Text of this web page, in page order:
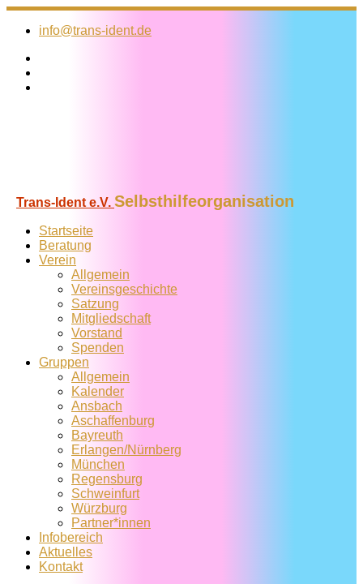
Zum
Inhalt
info@trans-ident.de
Trans-Ident e.V. Selbsthilfeorganisation
Startseite
Beratung
Verein
Allgemein
Vereins­geschichte
Satzung
Mitglied­schaft
Vorstand
Spenden
Gruppen
Allgemein
Kalender
Ansbach
Aschaffenburg
Bayreuth
Erlangen/Nürnberg
München
Regensburg
Schweinfurt
Würzburg
Partner*innen
Infobereich
Aktuelles
Kontakt